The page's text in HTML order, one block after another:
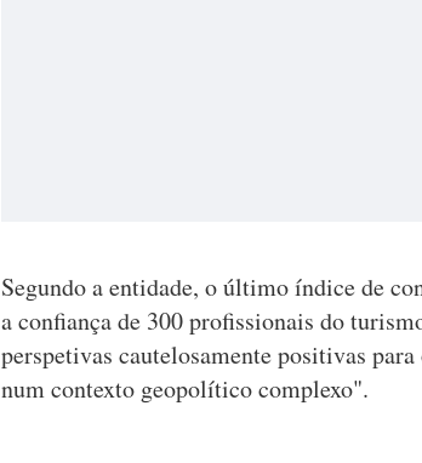
Segundo a entidade, o último índice de
a confiança de 300 profissionais do
perspetivas cautelosamente positivas
num contexto geopolítico complexo".